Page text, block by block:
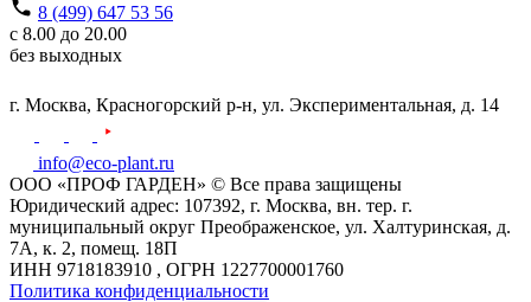
8 (499) 647 53 56
с 8.00 до 20.00
без выходных
г. Москва, Красногорский р-н, ул. Экспериментальная, д. 14
info@eco-plant.ru
ООО «ПРОФ ГАРДЕН» © Все права защищены
Юридический адрес: 107392, г. Москва, вн. тер. г.
муниципальный округ Преображенское, ул. Халтуринская, д.
7А, к. 2, помещ. 18П
ИНН 9718183910 , ОГРН 1227700001760
Политика конфиденциальности